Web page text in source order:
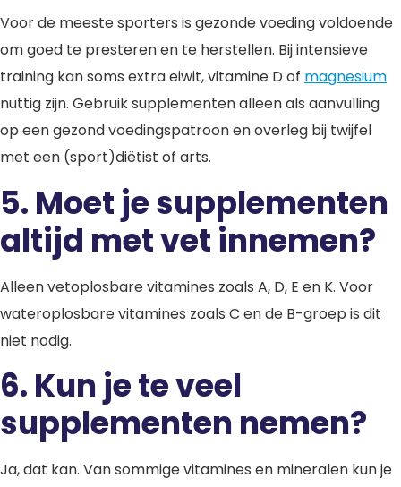
Voor de meeste sporters is gezonde voeding voldoende
om goed te presteren en te herstellen. Bij intensieve
training kan soms extra eiwit, vitamine D of magnesium
nuttig zijn. Gebruik supplementen alleen als aanvulling
op een gezond voedingspatroon en overleg bij twijfel
met een (sport)diëtist of arts.
5. Moet je supplementen
altijd met vet innemen?
Alleen vetoplosbare vitamines zoals A, D, E en K. Voor
wateroplosbare vitamines zoals C en de B-groep is dit
niet nodig.
6. Kun je te veel
supplementen nemen?
Ja, dat kan. Van sommige vitamines en mineralen kun je